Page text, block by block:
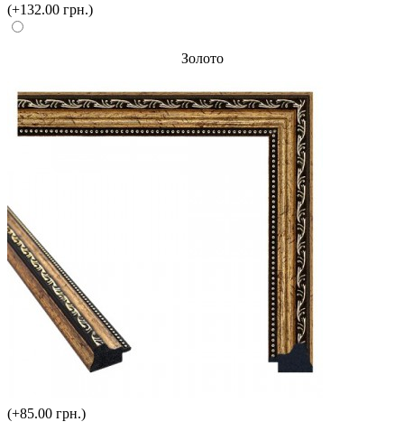
(+132.00 грн.)
Золото
(+85.00 грн.)